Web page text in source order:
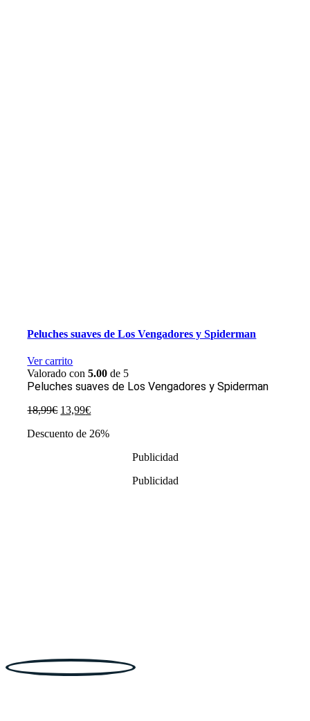
Peluches suaves de Los Vengadores y Spiderman
Ver carrito
Valorado con5.00 de 5
Peluches suaves de Los Vengadores y Spiderman
18,99€ El
original
13,99€El
actual
Descuento de 26%
Publicidad
Publicidad